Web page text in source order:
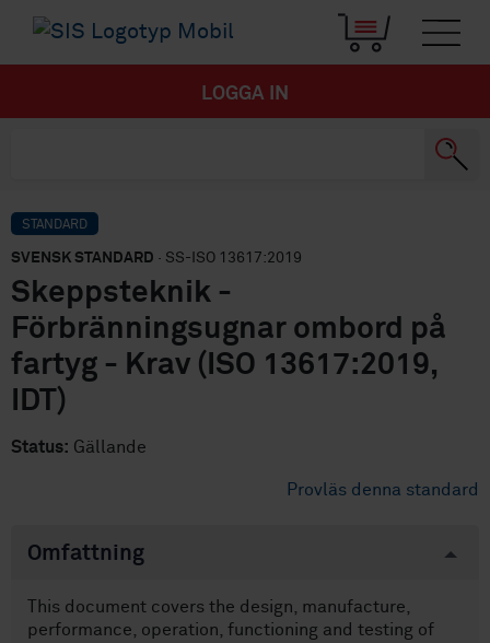
LOGGA IN
STANDARD
SVENSK STANDARD · SS-ISO 13617:2019
Skeppsteknik -
Förbränningsugnar ombord på
fartyg - Krav (ISO 13617:2019,
IDT)
Status: Gällande
Provläs denna standard
Omfattning
This document covers the design, manufacture,
performance, operation, functioning and testing of